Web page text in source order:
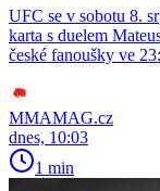
UFC se v sobotu 8.
karta s duelem
české fanoušky ve
MMAMAG.cz
dnes, 10:03
1 min